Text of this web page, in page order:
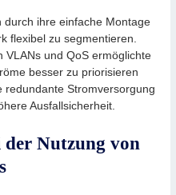
durch ihre einfache Montage
flexibel zu segmentieren.
VLANs und QoS ermöglichte
besser zu priorisieren
redundante Stromversorgung
Ausfallsicherheit.
der Nutzung von